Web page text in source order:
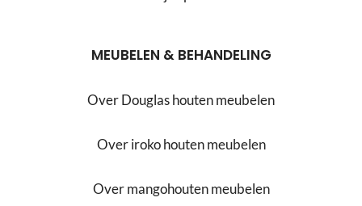
MEUBELEN & BEHANDELING
Over Douglas houten meubelen
Over iroko houten meubelen
Over mangohouten meubelen